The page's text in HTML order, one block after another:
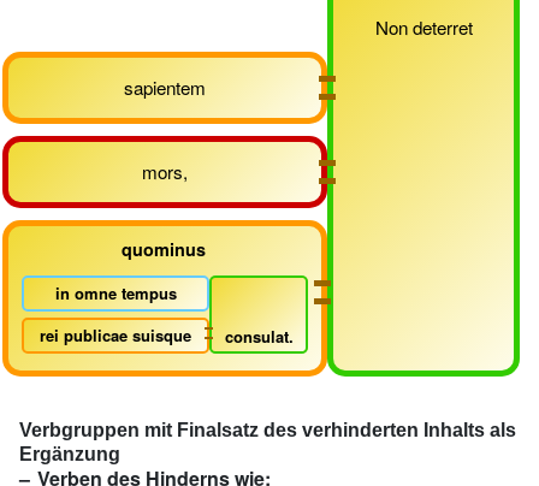
Non deterret
sapientem
mors,
quominus
consulat.
in omne tempus
rei publicae suisque
Verbgruppen mit Finalsatz des verhinderten Inhalts als
Ergänzung
Verben des Hinderns wie: